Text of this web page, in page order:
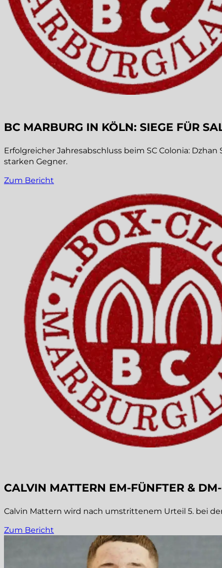
BC MARBURG IN KÖLN: SIEGE FÜR
Erfolgreicher Jahresabschluss beim SC Colonia:
starken Gegner.
Zum Bericht
CALVIN MATTERN EM-FÜNFTER &
Calvin Mattern wird nach umstrittenem Urteil 5. bei
Zum Bericht